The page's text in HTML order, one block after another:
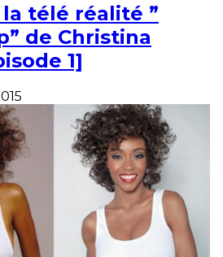
télé réalité ”
de Christina
1]